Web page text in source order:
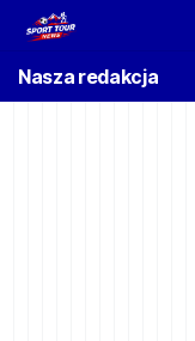
Nasza redakcja